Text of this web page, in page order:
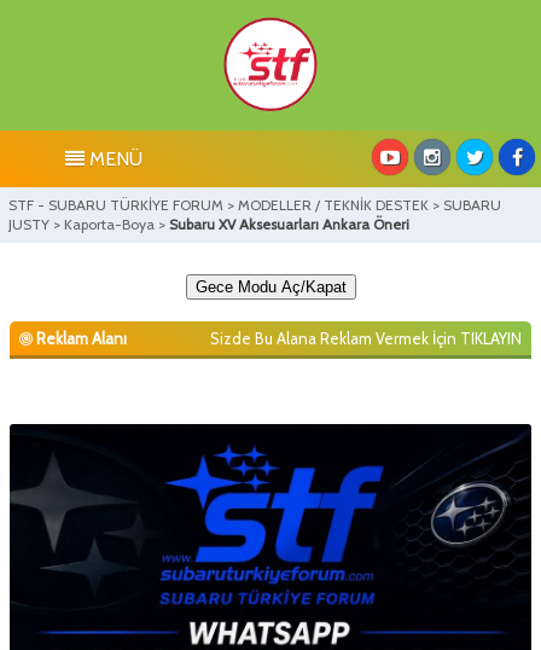
MENÜ
STF - SUBARU TÜRKİYE FORUM > MODELLER / TEKNİK DESTEK > SUBARU
JUSTY > Kaporta-Boya > Subaru XV Aksesuarları Ankara Öneri
Gece Modu Aç/Kapat
Reklam Alanı Sizde Bu Alana Reklam Vermek İçin TIKLAYIN